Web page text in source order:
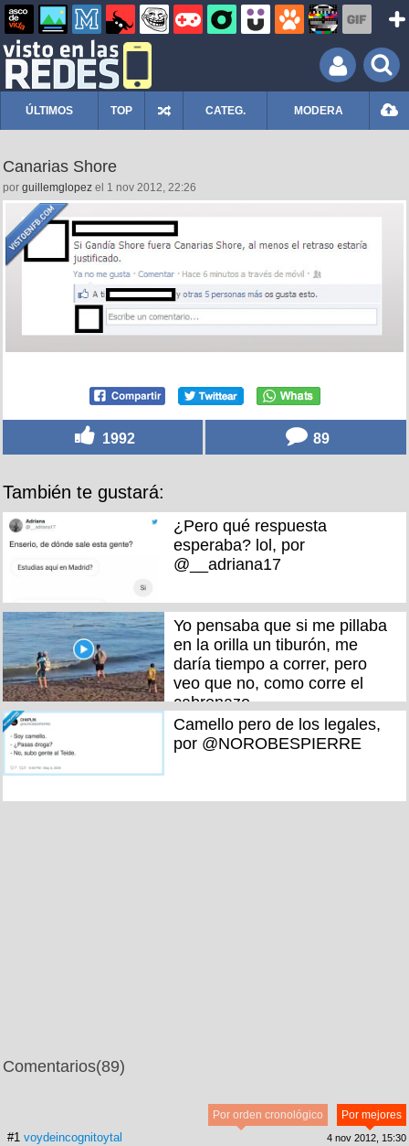
ÚLTIMOS TOP CATEG. MODERA
Canarias Shore
por guillemglopez el 1 nov 2012, 22:26
1992 89
También te gustará:
¿Pero qué respuesta
esperaba? lol, por
@__adriana17
Yo pensaba que si me pillaba
en la orilla un tiburón, me
daría tiempo a correr, pero
veo que no, como corre el
cabronazo
Camello pero de los legales,
por @NOROBESPIERRE
Comentarios(89)
Por mejores
Por orden cronológico
#1 voydeincognitoytal 4 nov 2012, 15:30